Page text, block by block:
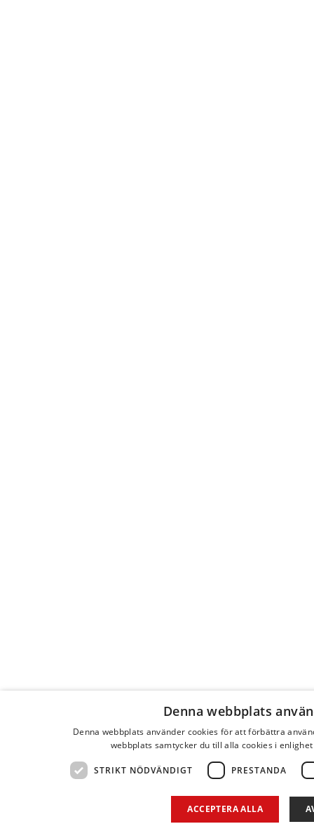
Denna webbplats
Denna webbplats använder cookies för att förbättra
webbplats samtycker du till alla cookies i
STRIKT NÖDVÄNDIGT PRESTANDA
ACCEPTERA ALLA